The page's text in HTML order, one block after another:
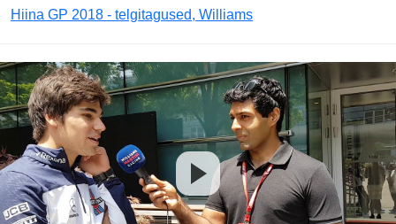
Hiina GP 2018 - telgitagused, Williams